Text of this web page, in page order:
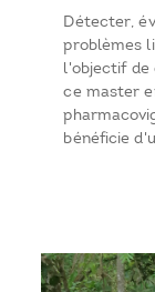
Détecter,
problèmes
l'objectif de
ce master
bénéficie